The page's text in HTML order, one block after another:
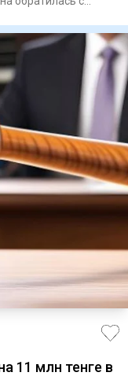
11 млн тенге в